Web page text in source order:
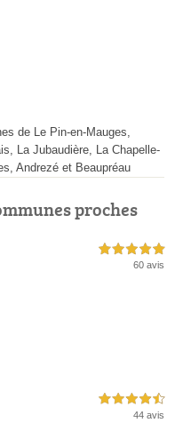
de Le Pin-en-Mauges,
La Jubaudière, La Chapelle-
Andrezé et Beaupréau
proches
5,0 étoiles sur 5
60 avis
4,5 étoiles sur 5
44 avis